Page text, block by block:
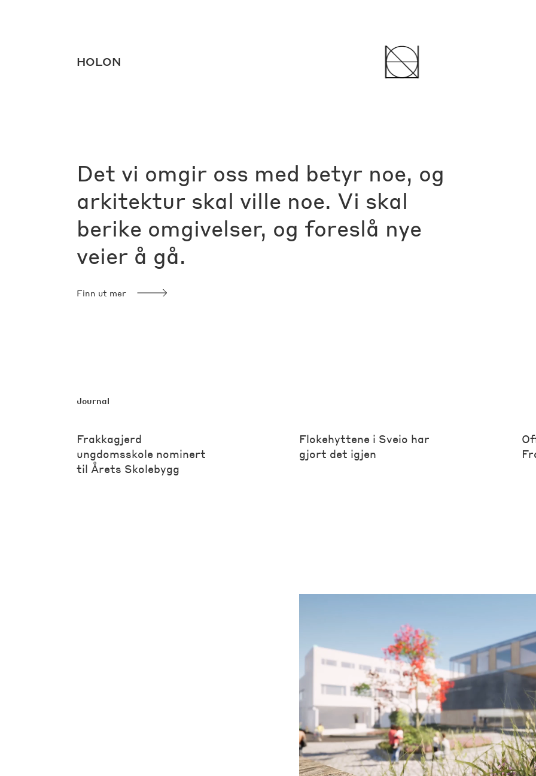
HOLON
HOLON
Det vi omgir oss med betyr noe, og
arkitektur skal ville noe. Vi skal
berike omgivelser, og foreslå nye
veier å gå.
Finn ut mer
Journal
Frakkagjerd
ungdomsskole nominert
til Årets Skolebygg
Flokehyttene i Sveio har
gjort det igjen